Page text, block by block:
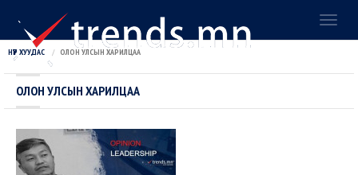
НҮҮР ХУУДАС ОЛОН УЛСЫН ХАРИЛЦАА
ОЛОН УЛСЫН ХАРИЛЦАА